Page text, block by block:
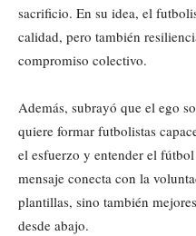
sacrificio. En su idea, el
calidad, pero también
compromiso colectivo.
Además, subrayó que el ego
quiere formar futbolistas
el esfuerzo y entender el
mensaje conecta con la
plantillas, sino también
desde abajo.